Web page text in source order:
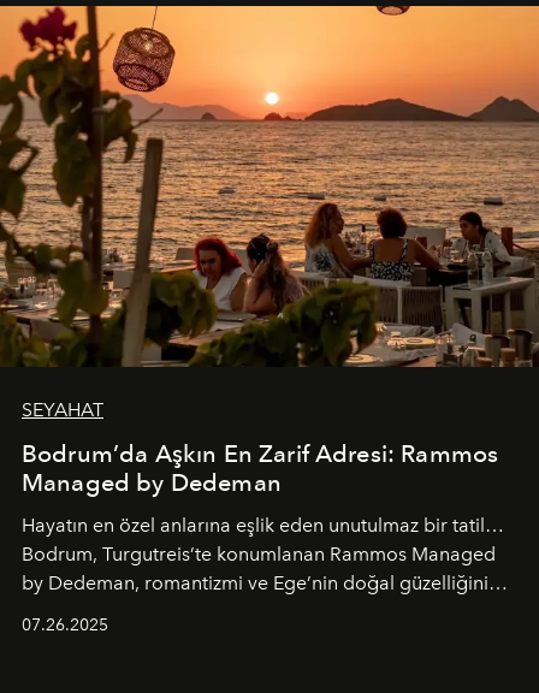
SEYAHAT
Bodrum’da Aşkın En Zarif Adresi: Rammos
Managed by Dedeman
Hayatın en özel anlarına eşlik eden unutulmaz bir tatil…
Bodrum, Turgutreis’te konumlanan Rammos Managed
by Dedeman, romantizmi ve Ege’nin doğal güzelliğini
07.26.2025